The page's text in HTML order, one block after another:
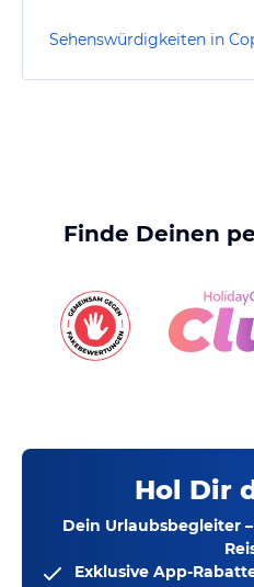
Sehenswürdigkeiten in
Finde Deinen
Hol Dir
Dein Urlaubsbegleiter
Exklusive App-